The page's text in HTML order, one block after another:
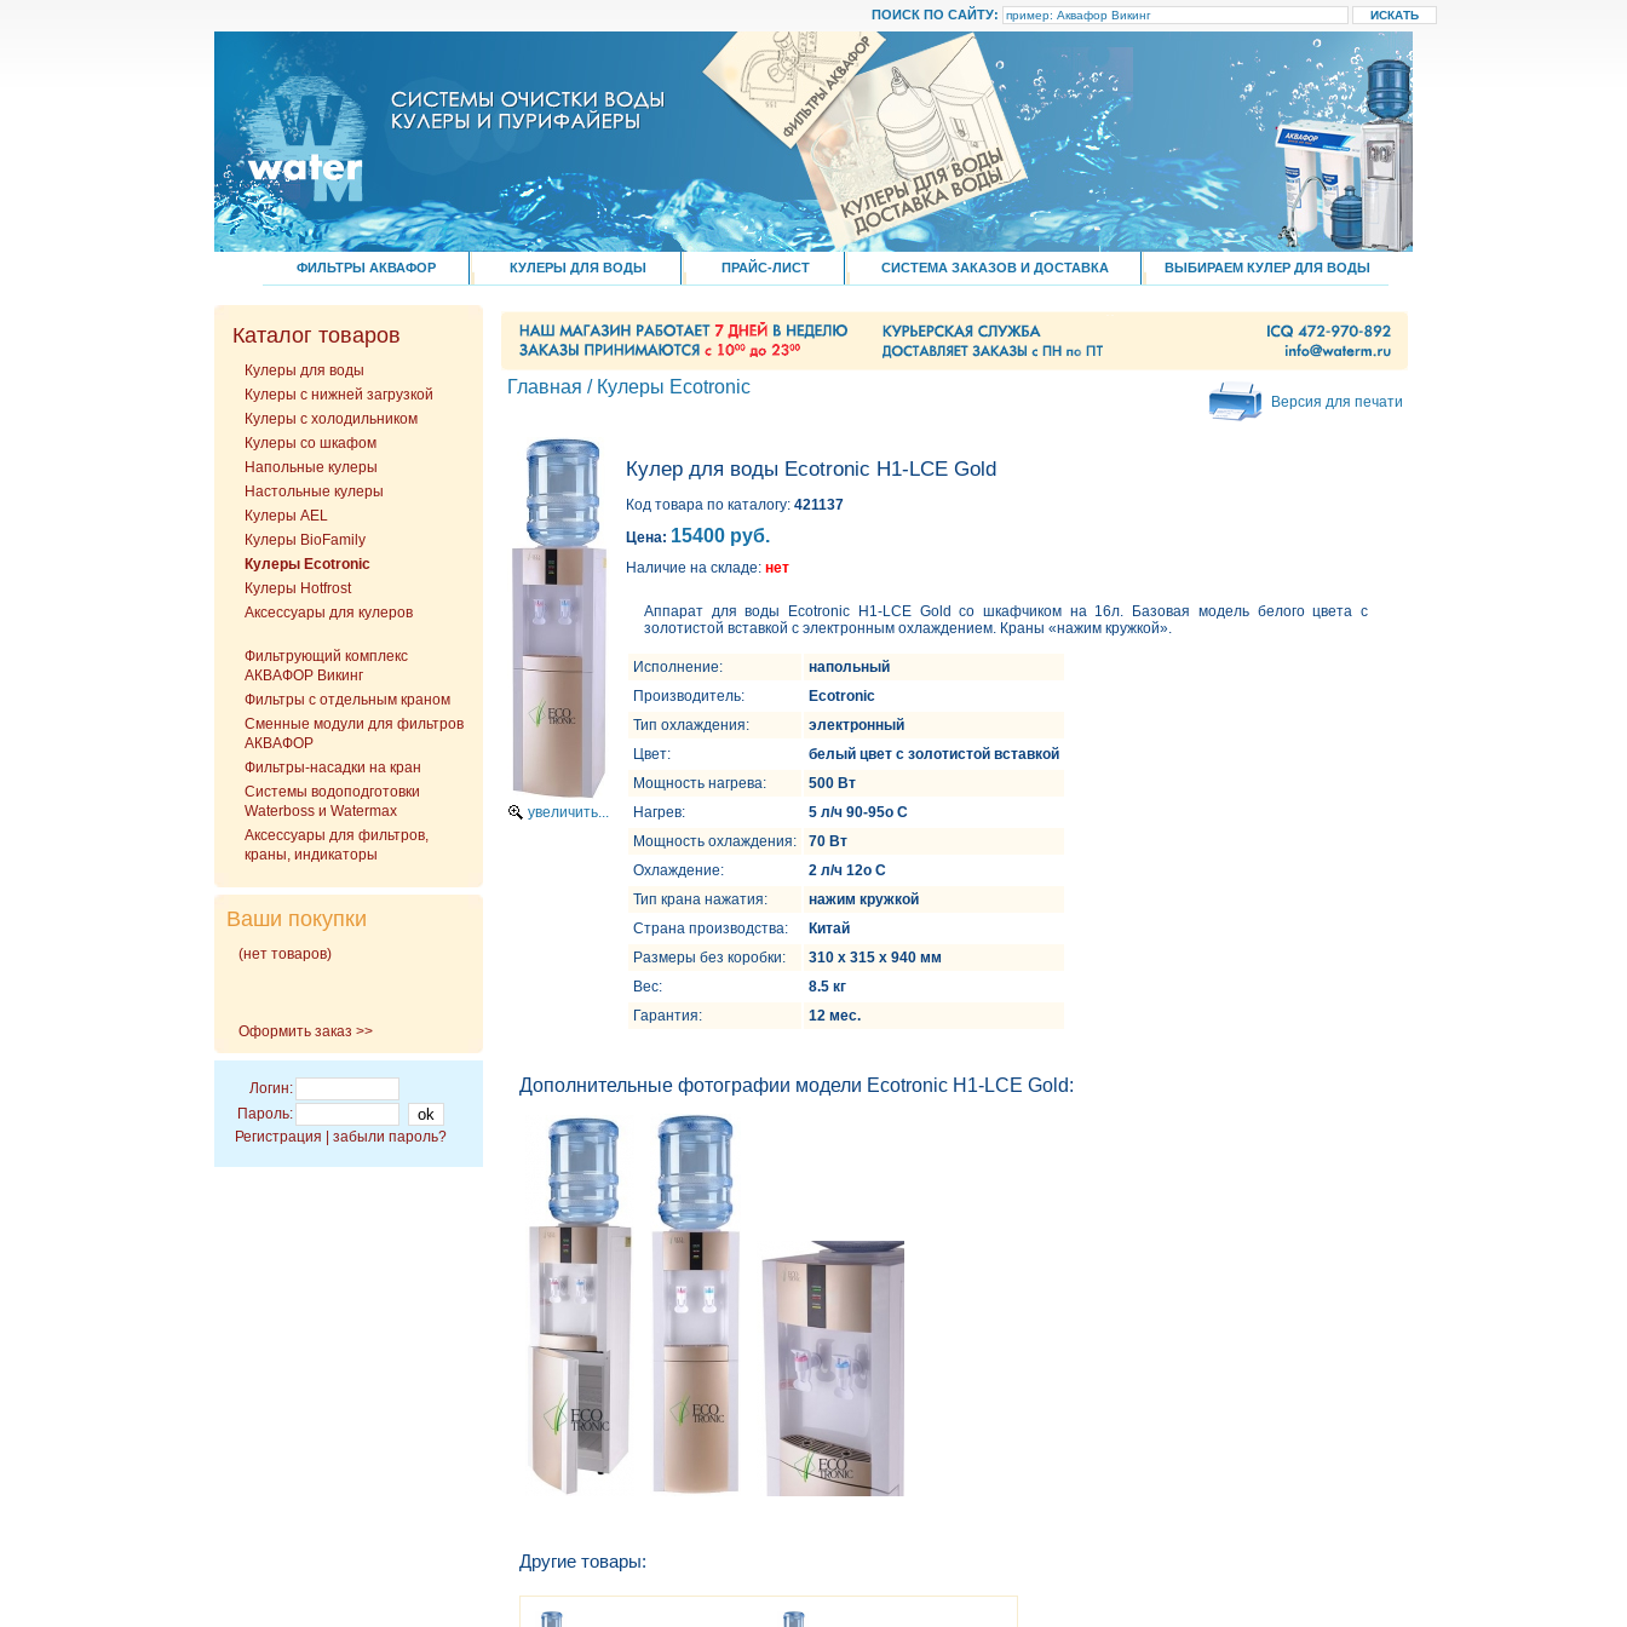
ПОИСК ПО САЙТУ:
ФИЛЬТРЫ АКВАФОР КУЛЕРЫ ДЛЯ ВОДЫ ПРАЙС-ЛИСТ СИСТЕМА ЗАКАЗОВ И ДОСТАВКА ВЫБИРАЕМ КУЛЕР ДЛЯ ВОДЫ
Каталог товаров
Кулеры для воды
Кулеры с нижней загрузкой
Кулеры с холодильником
Кулеры со шкафом
Напольные кулеры
Настольные кулеры
Кулеры AEL
Кулеры BioFamily
Кулеры Ecotronic
Кулеры Hotfrost
Аксессуары для кулеров
Фильтрующий комплекс
АКВАФОР Викинг
Фильтры с отдельным краном
Сменные модули для фильтров
АКВАФОР
Фильтры-насадки на кран
Cистемы водоподготовки
Waterboss и Watermax
Аксессуары для фильтров,
краны, индикаторы
Ваши покупки
(нет товаров)
Оформить заказ >>
Логин:
Пароль:
Регистрация
забыли пароль?
Главная / Кулеры Ecotronic
Версия для печати
увеличить...
Кулер для воды Ecotronic H1-LCE Gold
Код товара по каталогу: 421137
Цена: 15400 руб.
Наличие на складе: нет
Аппарат для воды Ecotronic H1-LCE Gold со шкафчиком на 16л. Базовая модель белого цвета с
золотистой вставкой с электронным охлаждением. Краны «нажим кружкой».
Исполнение:
напольный
Производитель:
Ecotronic
Тип охлаждения:
электронный
Цвет:
белый цвет с золотистой вставкой
Мощность нагрева:
500 Вт
Нагрев:
5 л/ч 90-95o C
Мощность охлаждения:
70 Вт
Охлаждение:
2 л/ч 12o C
Тип крана нажатия:
нажим кружкой
Страна производства:
Китай
Размеры без коробки:
310 х 315 х 940 мм
Вес:
8.5 кг
Гарантия:
12 мес.
Дополнительные фотографии модели Ecotronic H1-LCE Gold:
Другие товары: